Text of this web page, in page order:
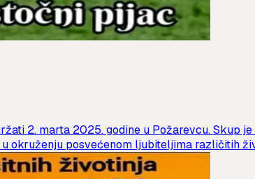
2. marta 2025. godine u Požarevcu. Skup
okruženju posvećenom ljubiteljima različitih